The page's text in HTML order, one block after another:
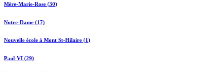
Mère-Marie-Rose (30)
Notre-Dame (17)
Nouvelle école à Mont St-Hilaire (1)
Paul-VI (29)